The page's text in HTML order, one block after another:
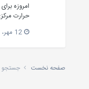
امروزه
حرارت
12 مهر، 2010
صفحه نخست جستجو